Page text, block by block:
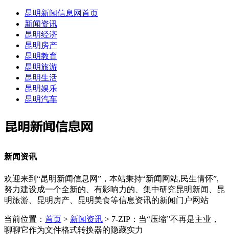
昆明新闻信息网首页
新闻资讯
昆明经济
昆明房产
昆明教育
昆明旅游
昆明生活
昆明娱乐
昆明汽车
新闻资讯
欢迎来到“昆明新闻信息网”，本站秉持“新闻网站,民生情怀”,
努力建设成一个全新的、有影响力的、集中研究昆明新闻、昆
明旅游、昆明房产、昆明美食等信息资讯的新闻门户网站
当前位置： 首页 > 新闻资讯 > 7-ZIP：当“压缩”不再是主业，
聊聊它作为文件格式转换器的隐藏实力